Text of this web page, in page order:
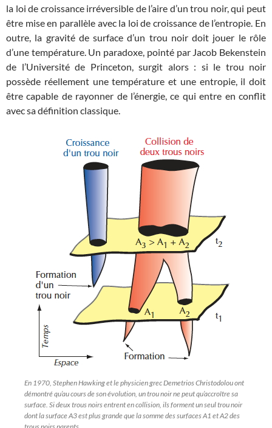
la loi de croissance irréversible de l’aire d’un trou noir, qui peut
être mise en parallèle avec la loi de croissance de l’entropie. En
outre, la gravité de surface d’un trou noir doit jouer le rôle
d’une température. Un paradoxe, pointé par Jacob Bekenstein
de l’Université de Princeton, surgit alors : si le trou noir
possède réellement une température et une entropie, il doit
être capable de rayonner de l’énergie, ce qui entre en conflit
avec sa définition classique.
En 1970, Stephen Hawking et le physicien grec Demetrios Christodolou ont
démontré qu’au cours de son évolution, un trou noir ne peut qu’accroître sa
surface. Si deux trous noirs entrent en collision, ils forment un seul trou noir
dont la surface A3 est plus grande que la somme des surfaces A1 et A2 des